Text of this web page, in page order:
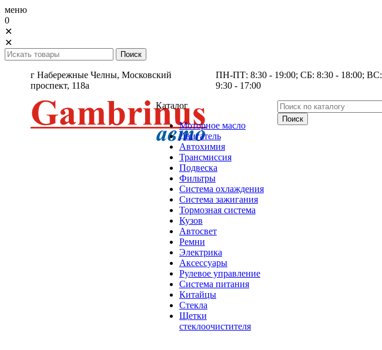
меню
0
✕
✕
г Набережные Челны, Московский
проспект, 118а
ПН-ПТ: 8:30 - 19:00; СБ: 8:30 - 18:00; ВС:
9:30 - 17:00
Каталог
Моторное масло
Двигатель
Автохимия
Трансмиссия
Подвеска
Фильтры
Система охлаждения
Система зажигания
Тормозная система
Кузов
Автосвет
Ремни
Электрика
Аксессуары
Рулевое управление
Система питания
Китайцы
Стекла
Щетки
стеклоочистителя